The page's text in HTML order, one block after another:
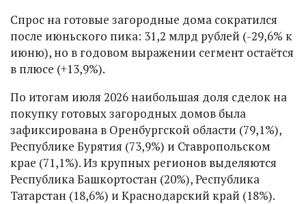
Спрос на готовые загородные дома сократился
после июньского пика: 31,2 млрд рублей (-29,6% к
июню), но в годовом выражении сегмент остаётся
в плюсе (+13,9%).
По итогам июля 2026 наибольшая доля сделок на
покупку готовых загородных домов была
зафиксирована в Оренбургской области (79,1%),
Республике Бурятия (73,9%) и Ставропольском
крае (71,1%). Из крупных регионов выделяются
Республика Башкортостан (20%), Республика
Татарстан (18,6%) и Краснодарский край (18%).